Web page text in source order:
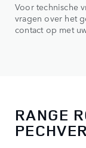
Voor technische
vragen over het
contact op met
RANGE